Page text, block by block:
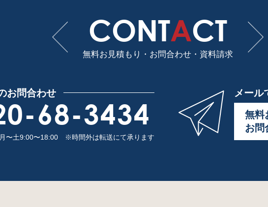
CONTACT
無料お見積もり・お問合わせ・ 資料請求
お問合わせ
68-3434
月〜土9:00〜18:00 ※時間外は転送にて承ります
メール
無料
お問